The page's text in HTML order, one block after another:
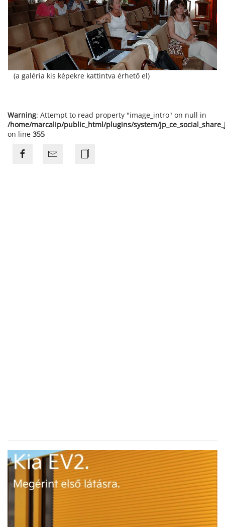
(a galéria kis képekre kattintva érhető el)
Warning: Attempt to read property "image_intro" on null in
/home/marcalip/public_html/plugins/system/
on line 355